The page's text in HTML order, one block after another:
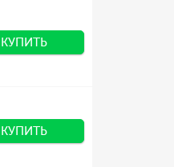
КУПИТЬ
КУПИТЬ